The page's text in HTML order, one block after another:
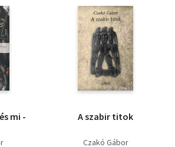
mi -
A szabir titok
Czakó Gábor